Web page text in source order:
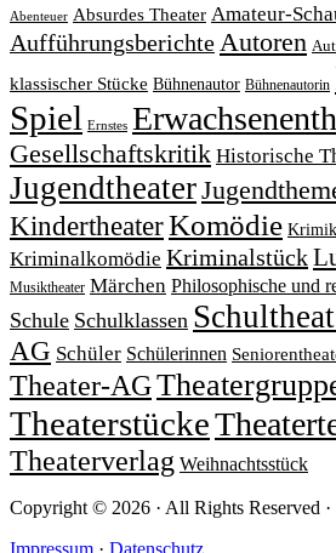
Abenteuer Absurdes Theater Amateur-
Aufführungsberichte Autoren
klassischer Stücke Bühnenautor Bühnenautorin
Spiel Ernstes
Gesellschaftskritik Historische
Jugendtheater
KindertheaterKomödie
Kriminalkomödie Kriminalstück
Musiktheater Märchen Philosophische und
Schule Schulklassen
AG Schüler Schülerinnen
Theater-AG
Theaterstücke
Theaterverlag Weihnachtsstück
Copyright © 2026 · All Rights Reserved ·
Impressum · Datenschutz